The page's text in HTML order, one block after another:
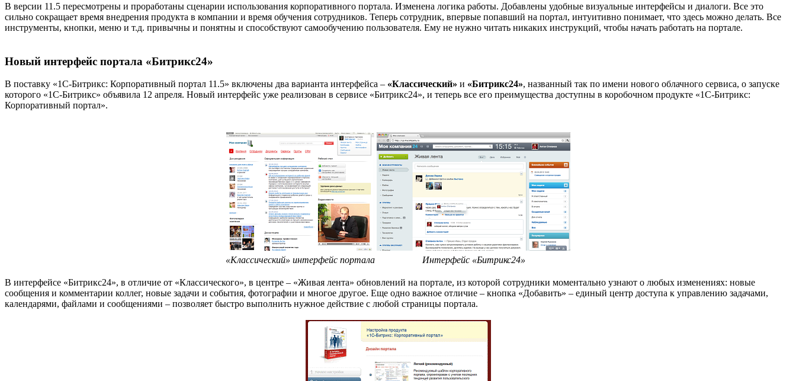
В версии 11.5 пересмотрены и проработаны сценарии использования корпоративного портала. Изменена логика работы. Добавлены удобные визуальные интерфейсы и диалоги. Все это
сильно сокращает время внедрения продукта в компании и время обучения сотрудников. Теперь сотрудник, впервые попавший на портал, интуитивно понимает, что здесь можно делать. Все
инструменты, кнопки, меню и т.д. привычны и понятны и способствуют самообучению пользователя. Ему не нужно читать никаких инструкций, чтобы начать работать на портале.
Новый интерфейс портала «Битрикс24»
В поставку «1С-Битрикс: Корпоративный портал 11.5» включены два варианта интерфейса – «Классический» и «Битрикс24», названный так по имени нового облачного сервиса, о запуске
которого «1С-Битрикс» объявила 12 апреля. Новый интерфейс уже реализован в сервисе «Битрикс24», и теперь все его преимущества доступны в коробочном продукте «1С-Битрикс:
Корпоративный портал».
«Классический» интерфейс портала Интерфейс «Битрикс24»
В интерфейсе «Битрикс24», в отличие от «Классического», в центре – «Живая лента» обновлений на портале, из которой сотрудники моментально узнают о любых изменениях: новые
сообщения и комментарии коллег, новые задачи и события, фотографии и многое другое. Еще одно важное отличие – кнопка «Добавить» – единый центр доступа к управлению задачами,
календарями, файлами и сообщениями – позволяет быстро выполнить нужное действие с любой страницы портала.